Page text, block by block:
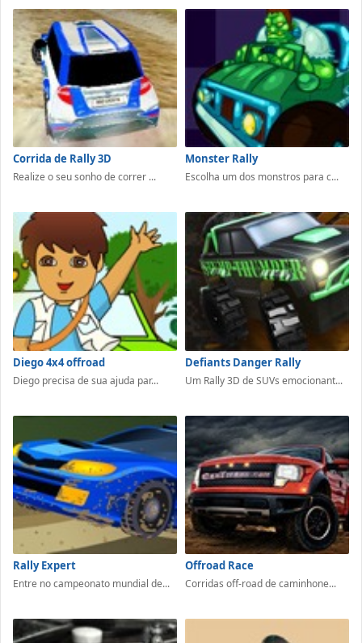
Corrida de Rally 3D
Realize o seu sonho de correr ...
Monster Rally
Escolha um dos monstros para c...
Diego 4x4 offroad
Diego precisa de sua ajuda par...
Defiants Danger Rally
Um Rally 3D de SUVs emocionant...
Rally Expert
Entre no campeonato mundial de...
Offroad Race
Corridas off-road de caminhone...